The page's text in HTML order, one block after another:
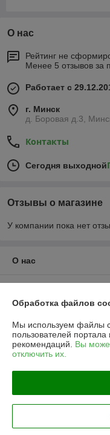
О нас
Рейтинг не
Менее 5 отзывов за
Работает с
г. Минск
д. Боровая д.3,
Контакты
Сегодня выходной
Отзывы о магазине
У компании пока нет
О нас
График работы
Полная версия сайта
Политика обработки
Сайт создан на
Обработка файлов
Мы используем файлы
пользователей
рекомендаций. Вы
отключить их.